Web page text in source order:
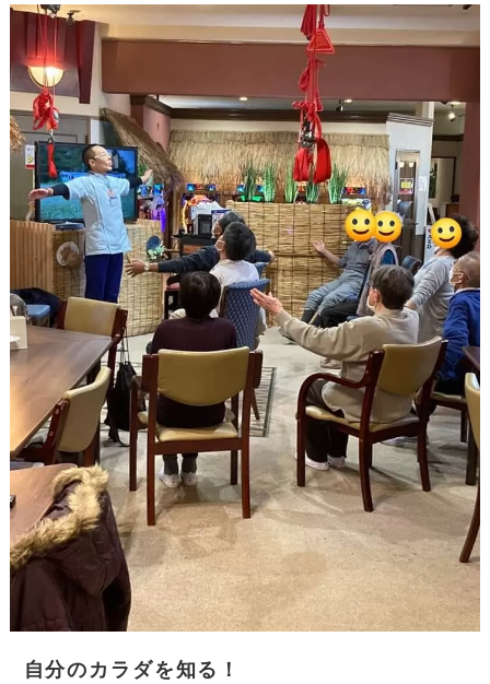
自分のカラダを知る！